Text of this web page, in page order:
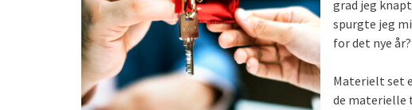
grad jeg
spurgte jeg
for det nye
Materielt set
de materielle